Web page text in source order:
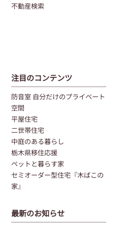
不動産検索
注目のコンテンツ
防音室 自分だけのプライベート
空間
平屋住宅
二世帯住宅
中庭のある暮らし
栃木県移住応援
ペットと暮らす家
セミオーダー型住宅『木ばこの
家』
最新のお知らせ